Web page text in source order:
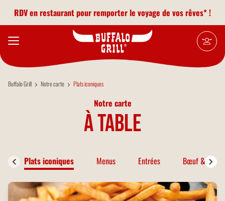
RDV en restaurant pour remporter le voyage de vos rêves* !
Buffalo Grill Notre carte Plats iconiques
Notre carte
à table
Plats iconiques Menus Entrées Bœuf & Bison